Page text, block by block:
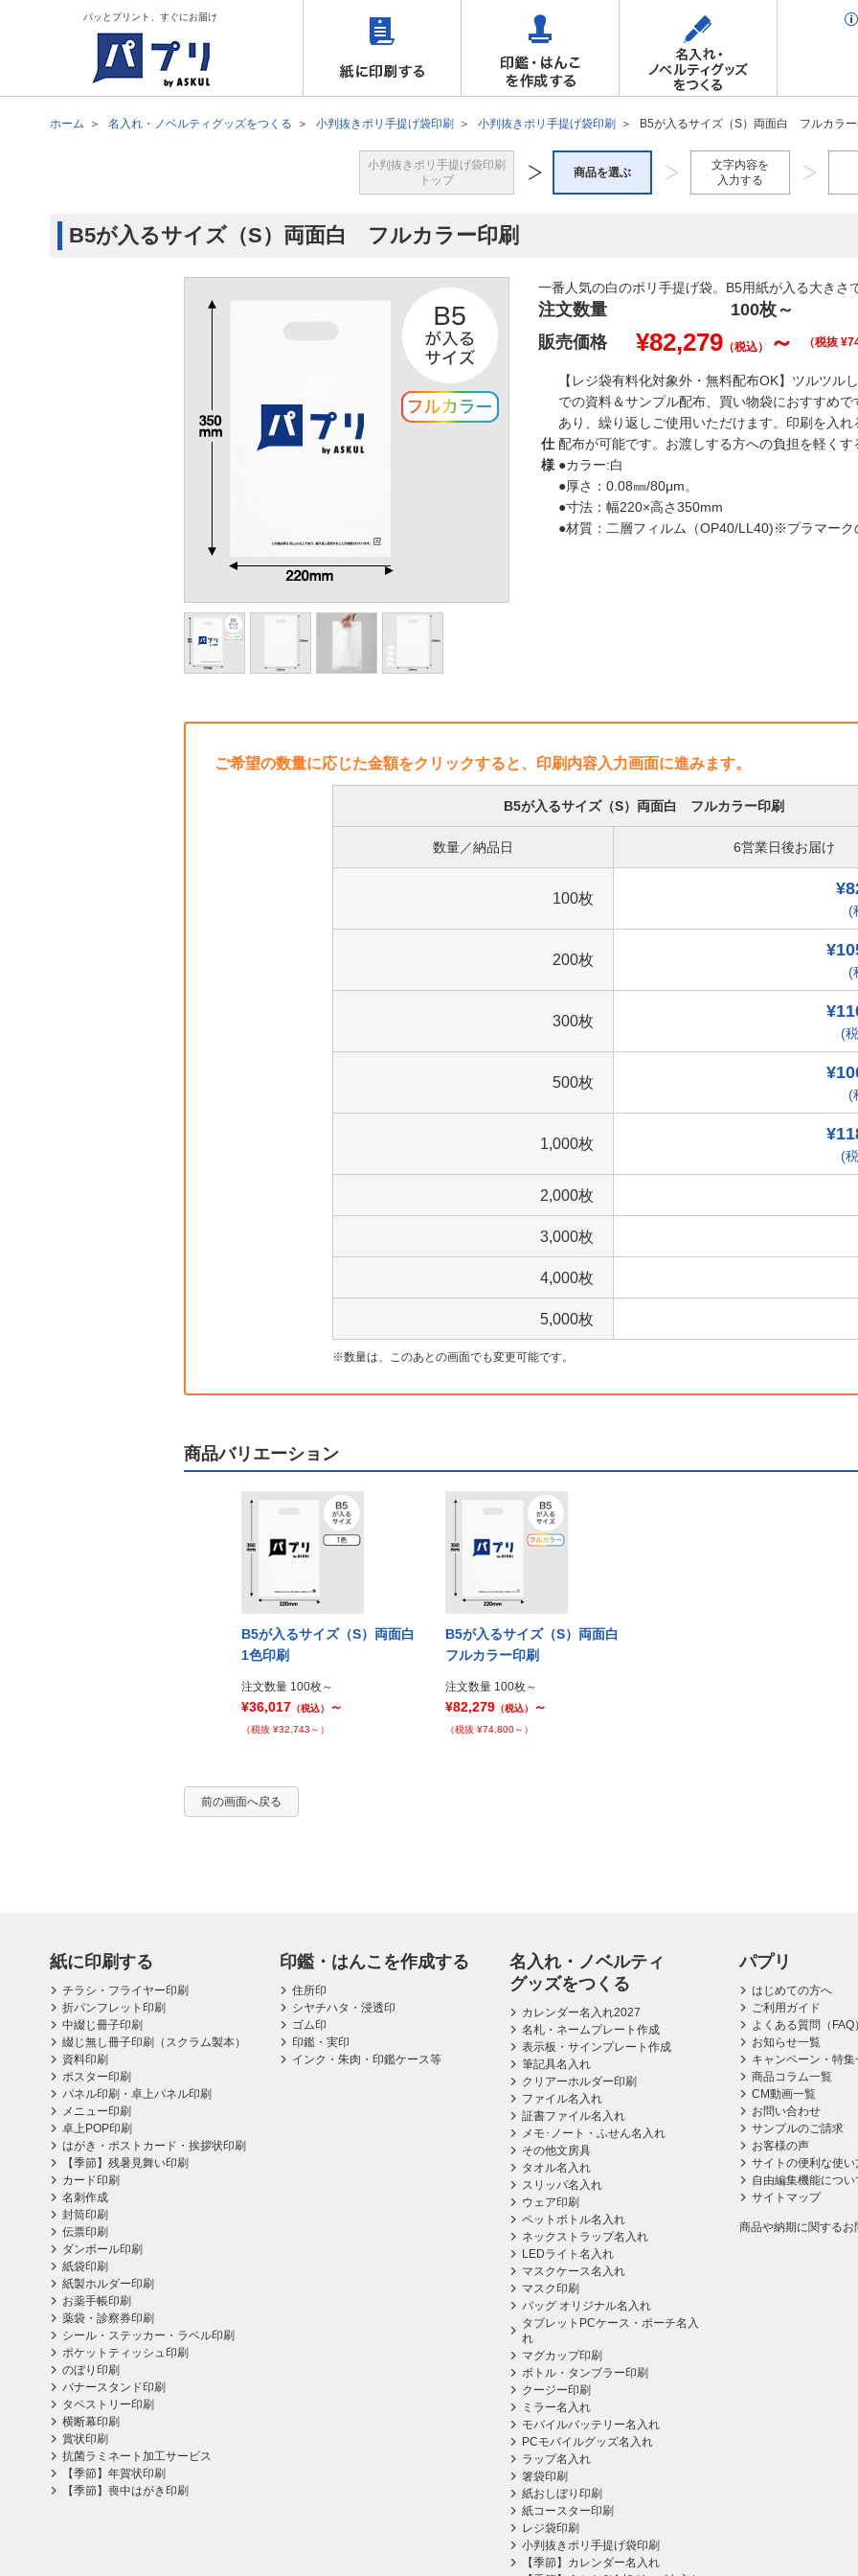
パッとプリント、すぐにお届け
ホーム 名入れ・ノベルティグッズをつくる 小判抜きポリ手提げ袋印刷 小判抜きポリ手提げ袋印刷 B5が入るサイズ（S）両面白 フルカラー
小判抜きポリ手提げ袋印刷
トップ
商品を選ぶ
文字内容を
入力する
B5が入るサイズ（S）両面白 フルカラー印刷
一番人気の白のポリ手提げ袋。B5用紙が入る大きさ
注文数量 100枚～
販売価格
¥82,279 （税込） ～ （税抜 ¥
仕
様
【レジ袋有料化対象外・無料配布OK】ツルツル
での資料＆サンプル配布、買い物袋におすすめ
あり、繰り返しご使用いただけます。印刷を入
配布が可能です。お渡しする方への負担を軽くす
●カラー:白
●厚さ：0.08㎜/80μm。
●寸法：幅220×高さ350mm
●材質：二層フィルム（OP40/LL40)※プラマーク
ご希望の数量に応じた金額をクリックすると、印刷内容入力画面に進みます。
B5が入るサイズ（S）両面白 フルカラー印刷
数量／納品日 6営業日後お届け
100枚
(
200枚
(
300枚
(
500枚
(
1,000枚
(
2,000枚
3,000枚
4,000枚
5,000枚
数量は、このあとの画面でも変更可能です。
商品バリエーション
B5が入るサイズ（S）両面白
1色印刷
注文数量 100枚～
¥36,017 （税込） ～
（税抜 ¥32,743～）
B5が入るサイズ（S）両面白
フルカラー印刷
注文数量 100枚～
¥82,279 （税込） ～
（税抜 ¥74,800～）
前の画面へ戻る
紙に印刷する
チラシ・フライヤー印刷
折パンフレット印刷
中綴じ冊子印刷
綴じ無し冊子印刷（スクラム製本）
資料印刷
ポスター印刷
パネル印刷・卓上パネル印刷
メニュー印刷
卓上POP印刷
はがき・ポストカード・挨拶状印刷
【季節】残暑見舞い印刷
カード印刷
名刺作成
封筒印刷
伝票印刷
ダンボール印刷
紙袋印刷
紙製ホルダー印刷
お薬手帳印刷
薬袋・診察券印刷
シール・ステッカー・ラベル印刷
ポケットティッシュ印刷
のぼり印刷
バナースタンド印刷
タペストリー印刷
横断幕印刷
賞状印刷
抗菌ラミネート加工サービス
【季節】年賀状印刷
【季節】喪中はがき印刷
印鑑・はんこを作成する
住所印
シヤチハタ・浸透印
ゴム印
印鑑・実印
インク・朱肉・印鑑ケース等
名入れ・ノベルティ
グッズをつくる
カレンダー名入れ2027
名札・ネームプレート作成
表示板・サインプレート作成
筆記具名入れ
クリアーホルダー印刷
ファイル名入れ
証書ファイル名入れ
メモ･ノート・ふせん名入れ
その他文房具
タオル名入れ
スリッパ名入れ
ウェア印刷
ペットボトル名入れ
ネックストラップ名入れ
LEDライト名入れ
マスクケース名入れ
マスク印刷
バッグ オリジナル名入れ
タブレットPCケース・ポーチ名入
れ
マグカップ印刷
ボトル・タンブラー印刷
クージー印刷
ミラー名入れ
モバイルバッテリー名入れ
PCモバイルグッズ名入れ
ラップ名入れ
箸袋印刷
紙おしぼり印刷
紙コースター印刷
レジ袋印刷
小判抜きポリ手提げ袋印刷
【季節】カレンダー名入れ
パプリ
はじめての方へ
ご利用ガイド
よくある質問（FAQ
お知らせ一覧
キャンペーン・特集
商品コラム一覧
CM動画一覧
お問い合わせ
サンプルのご請求
お客様の声
サイトの便利な使い
自由編集機能につい
サイトマップ
商品や納期に関するお